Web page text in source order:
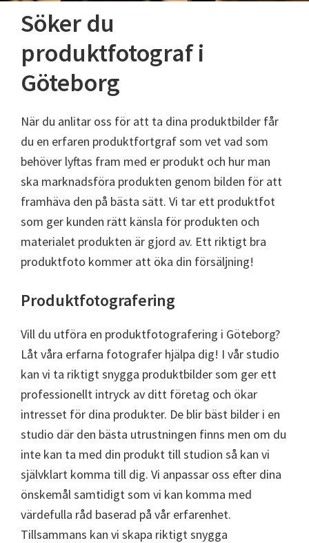
Söker du
produktfotograf i
Göteborg
När du anlitar oss för att ta dina produktbilder får
du en erfaren produktfortgraf som vet vad som
behöver lyftas fram med er produkt och hur man
ska marknadsföra produkten genom bilden för att
framhäva den på bästa sätt. Vi tar ett produktfot
som ger kunden rätt känsla för produkten och
materialet produkten är gjord av. Ett riktigt bra
produktfoto kommer att öka din försäljning!
Produktfotografering
Vill du utföra en produktfotografering i Göteborg?
Låt våra erfarna fotografer hjälpa dig! I vår studio
kan vi ta riktigt snygga produktbilder som ger ett
professionellt intryck av ditt företag och ökar
intresset för dina produkter. De blir bäst bilder i en
studio där den bästa utrustningen finns men om du
inte kan ta med din produkt till studion så kan vi
självklart komma till dig. Vi anpassar oss efter dina
önskemål samtidigt som vi kan komma med
värdefulla råd baserad på vår erfarenhet.
Tillsammans kan vi skapa riktigt snygga